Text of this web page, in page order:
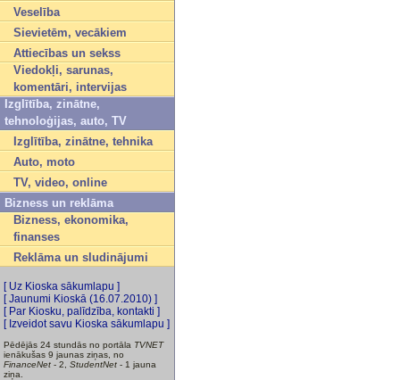
Veselība
Sievietēm, vecākiem
Attiecības un sekss
Viedokļi, sarunas,
komentāri, intervijas
Izglītība, zinātne,
tehnoloģijas, auto, TV
Izglītība, zinātne, tehnika
Auto, moto
TV, video, online
Bizness un reklāma
Bizness, ekonomika,
finanses
Reklāma un sludinājumi
[ Uz Kioska sākumlapu ]
[ Jaunumi Kioskā (16.07.2010) ]
[ Par Kiosku, palīdzība, kontakti ]
[ Izveidot savu Kioska sākumlapu ]
Pēdējās 24 stundās no portāla TVNET
ienākušas 9 jaunas ziņas, no
FinanceNet - 2, StudentNet - 1 jauna
ziņa.